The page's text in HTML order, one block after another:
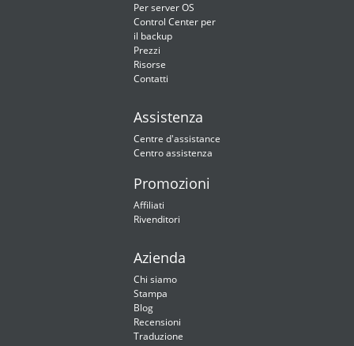
Per server OS
Control Center per
il backup
Prezzi
Risorse
Contatti
Assistenza
Centre d'assistance
Centro assistenza
Promozioni
Affiliati
Rivenditori
Azienda
Chi siamo
Stampa
Blog
Recensioni
Traduzione